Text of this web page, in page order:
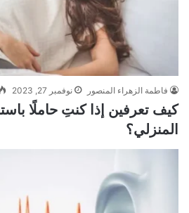
فاطمة الزهراء المنصور نوفمبر 27, 2023
كيف تعرفين إذا كنتِ حاملًا
المنزلي؟